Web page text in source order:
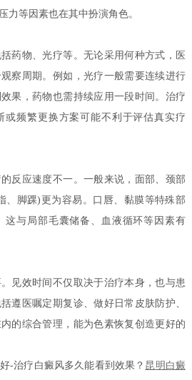
力等因素也在其中扮演角色。
物、光疗等。无论采用何种方式，医
察周期。例如，光疗一般需要连续进行
果，药物也需持续应用一段时间。治疗
或频繁更换方案可能不利于评估真实疗
应速度不一。一般来说，面部、颈部
、脚踝)更为容易。口唇、黏膜等特殊部
这与局部毛囊储备、血液循环等因素有
效时间不仅取决于治疗本身，也与患
遵医嘱定期复诊、做好日常皮肤防护、
的综合管理，能为色素恢复创造更好的
治疗白癜风多久能看到效果？ 昆明白癜